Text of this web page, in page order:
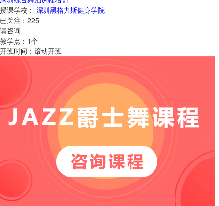
授课学校： 深圳黑格力斯健身学院
已关注： 225
请咨询
教学点： 1个
开班时间： 滚动开班